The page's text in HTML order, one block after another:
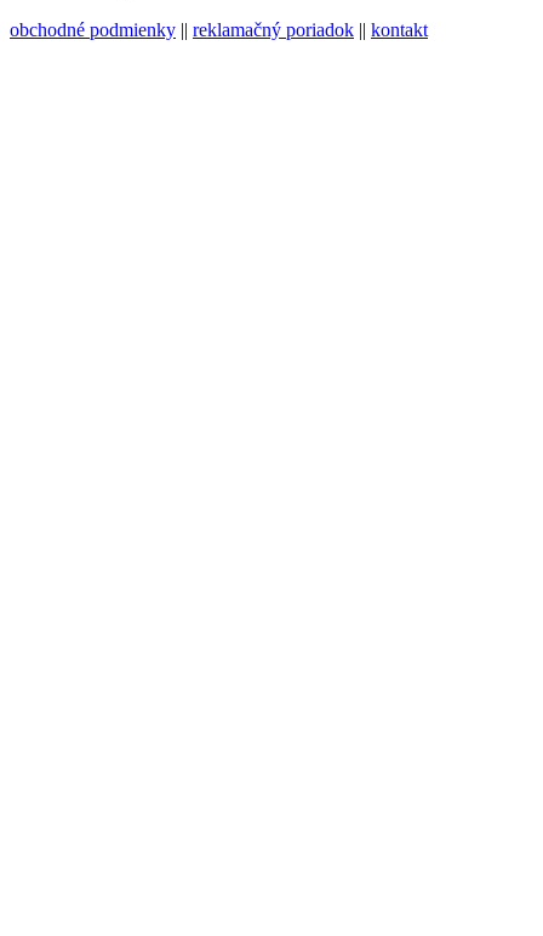
obchodné podmienky || reklamačný poriadok || kontakt